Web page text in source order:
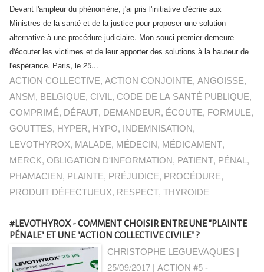
Devant l'ampleur du phénomène, j'ai pris l'initiative d'écrire aux
Ministres de la santé et de la justice pour proposer une solution
alternative à une procédure judiciaire. Mon souci premier demeure
d'écouter les victimes et de leur apporter des solutions à la hauteur de
l'espérance. Paris, le 25...
ACTION COLLECTIVE,ACTION CONJOINTE,ANGOISSE,
ANSM, BELGIQUE, CIVIL, CODE DE LA SANTÉ PUBLIQUE,
COMPRIMÉ, DÉFAUT, DEMANDEUR, ÉCOUTE, FORMULE,
GOUTTES, HYPER, HYPO, INDEMNISATION,
LEVOTHYROX, MALADE, MÉDECIN, MÉDICAMENT,
MERCK,OBLIGATION D'INFORMATION, PATIENT, PÉNAL,
PHAMACIEN, PLAINTE, PRÉJUDICE, PROCÉDURE,
PRODUIT DÉFECTUEUX, RESPECT,THYROIDE
#LEVOTHYROX - COMMENT CHOISIR ENTRE UNE "PLAINTE
PÉNALE" ET UNE "ACTION COLLECTIVE CIVILE" ?
CHRISTOPHE LEGUEVAQUES |
25/09/2017|ACTION #5 -